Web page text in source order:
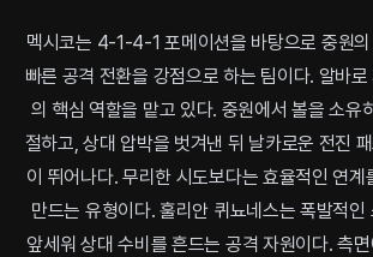
멕시코는 4-1-4-1 포메이션을 바탕으로 중원
빠른 공격 전환을 강점으로 하는 팀이다. 알바
의 핵심 역할을 맡고 있다. 중원에서 볼을 소유
절하고, 상대 압박을 벗겨낸 뒤 날카로운 전진
이 뛰어나다. 무리한 시도보다는 효율적인 연계
만드는 유형이다. 훌리안 퀴뇨네스는 폭발적인
앞세워 상대 수비를 흔드는 공격 자원이다. 측